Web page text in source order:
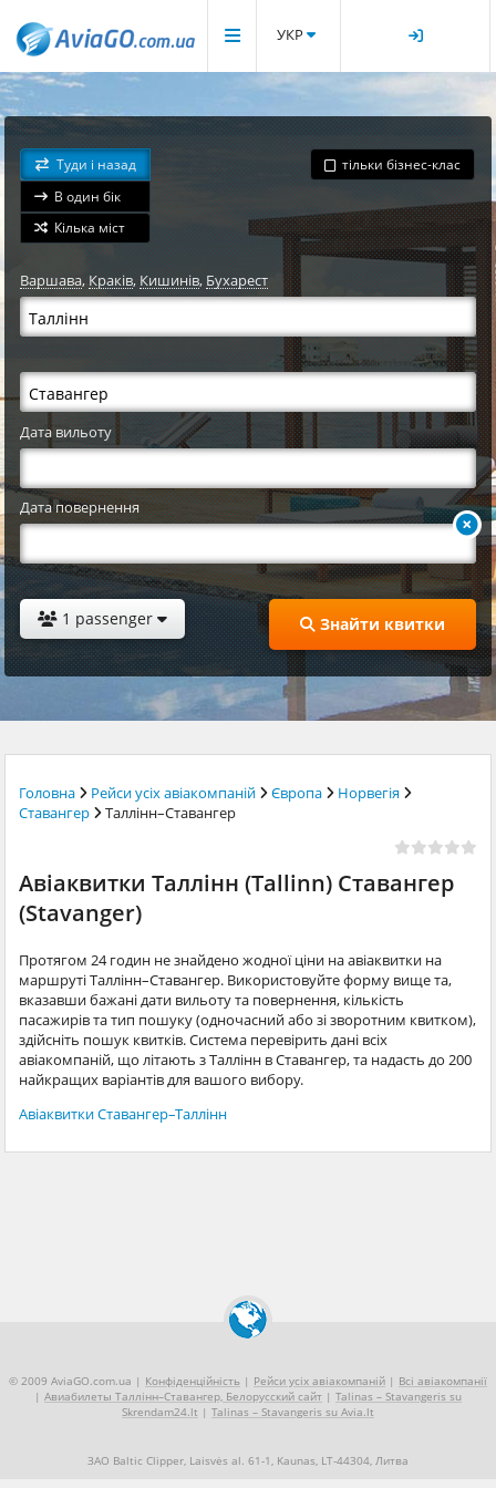
УКР
Туди і назад
В один бік
Кілька міст
тільки бізнес-клас
Варшава,Краків, Кишинів, Бухарест
Дата вильоту
Дата повернення
1 passenger Знайти квитки
Головна Рейси усіх авіакомпаній Європа
Норвегія
Ставангер
Таллінн–Ставангер
Авіаквитки Таллінн (Tallinn) Ставангер
(Stavanger)
Протягом 24 годин не знайдено жодної ціни на авіаквитки на
маршруті Таллінн–Ставангер. Використовуйте форму вище та,
вказавши бажані дати вильоту та повернення, кількість
пасажирів та тип пошуку (одночасний або зі зворотним квитком),
здійсніть пошук квитків. Система перевірить дані всіх
авіакомпаній, що літають з Таллінн в Ставангер, та надасть до 200
найкращих варіантів для вашого вибору.
Авіаквитки Ставангер–Таллінн
© 2009 AviaGO.com.ua | Конфіденційність | Рейси усіх авіакомпаній | Всі авіакомпанії
| Авиабилеты Таллінн–Ставангер, Белорусский сайт | Talinas – Stavangeris su
Skrendam24.lt | Talinas – Stavangeris su Avia.lt
ЗАО Baltic Clipper, Laisvės al. 61-1, Kaunas, LT-44304, Литва